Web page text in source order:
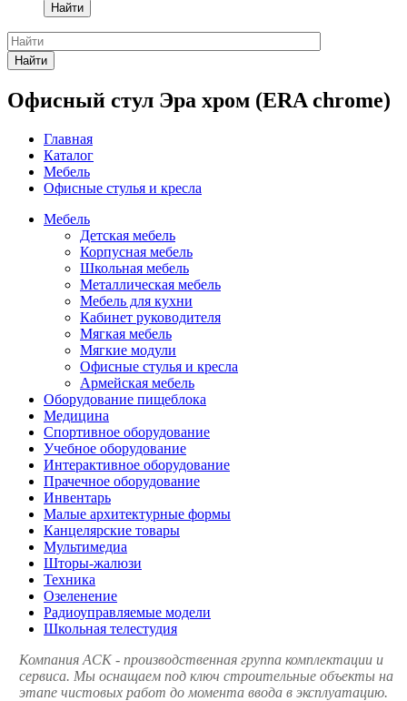
Найти
Найти
Офисный стул Эра хром (ERA chrome)
Главная
Каталог
Мебель
Офисные стулья и кресла
Мебель
Детская мебель
Корпусная мебель
Школьная мебель
Металлическая мебель
Мебель для кухни
Кабинет руководителя
Мягкая мебель
Мягкие модули
Офисные стулья и кресла
Армейская мебель
Оборудование пищеблока
Медицина
Спортивное оборудование
Учебное оборудование
Интерактивное оборудование
Прачечное оборудование
Инвентарь
Малые архитектурные формы
Канцелярские товары
Мультимедиа
Шторы-жалюзи
Техника
Озеленение
Радиоуправляемые модели
Школьная телестудия
Компания АСК - производственная группа комплектации и
сервиса. Мы оснащаем под ключ строительные объекты на
этапе чистовых работ до момента ввода в эксплуатацию.